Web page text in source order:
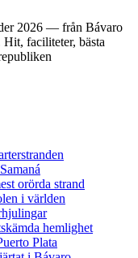
2026 — från Bávaro
faciliteter, bästa
orörda strand
i världen
hemlighet
Plata